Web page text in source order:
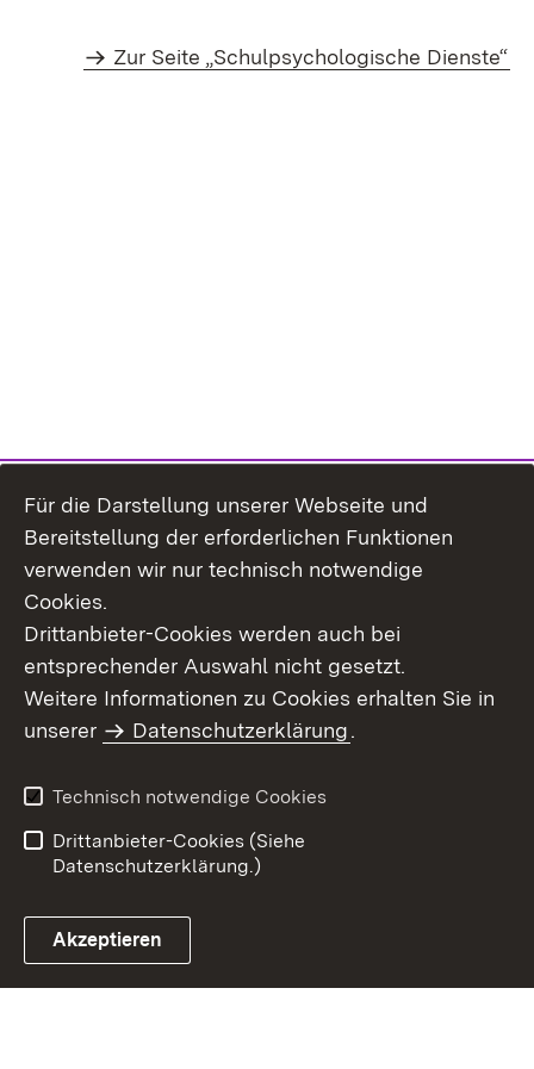
Zur Seite „Schulpsychologische Dienste“
Benutzungshinweise
Erklärung zur
Für die Darstellung unserer Webseite und
Bereitstellung der erforderlichen Funktionen
verwenden wir nur technisch notwendige
Cookies.
Drittanbieter-Cookies werden auch bei
entsprechender Auswahl nicht gesetzt.
Weitere Informationen zu Cookies erhalten Sie in
unserer
Datenschutzerklärung.
Technisch notwendige Cookies
Drittanbieter-Cookies (Siehe
Datenschutzerklärung.)
Akzeptieren